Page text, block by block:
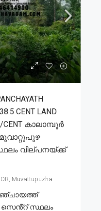
CENT LAND
CENT കാലാമ്പൂർ
വില്പനയ്ക്ക്
Muvattupuzha
സെൻ്റ് സ്ഥലം